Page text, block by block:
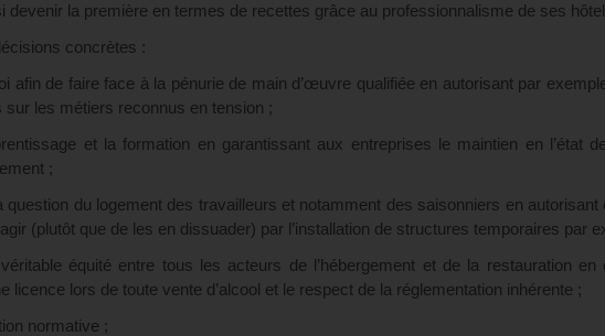
devenir la première en termes de recettes grâce au professionnalisme de ses
concrètes :
afin de faire face à la pénurie de main d’œuvre qualifiée en autorisant par
sur les métiers reconnus en tension ;
et la formation en garantissant aux entreprises le maintien en l’état
;
question du logement des travailleurs et notamment des saisonniers en
(plutôt que de les en dissuader) par l’installation de structures temporaires par
équité entre tous les acteurs de l’hébergement et de la restauration en
licence lors de toute vente d’alcool et le respect de la réglementation inhérente ;
normative ;